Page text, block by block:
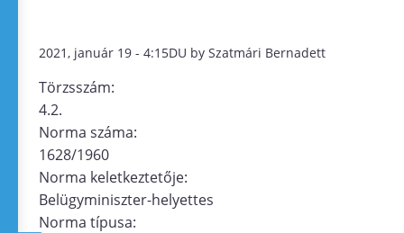
2021, január 19 - 4:15DU by Szatmári Bernadett
Törzsszám:
4.2.
Norma száma:
1628/1960
Norma keletkeztetője:
Belügyminiszter-helyettes
Norma típusa: